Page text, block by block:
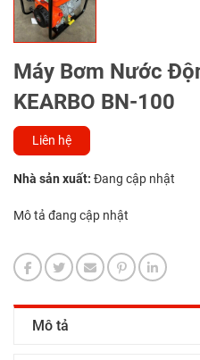
Máy Bơm Nước
KEARBO BN-100
Liên hệ
Nhà sản xuất: Đang cập nhật
Mô tả đang cập nhật
Mô tả